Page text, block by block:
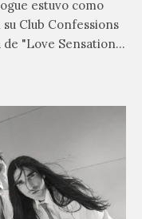
estuvo como
Club Confessions
"Love Sensation",